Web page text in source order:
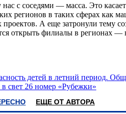
с соседями — масса. Это
регионов в таких сферах как
А еще затронули тему
открыть филиалы в регионах —
детей в летний период.
свет 26 номер «Рубежки»
ЕЩЕ ОТ АВТОРА